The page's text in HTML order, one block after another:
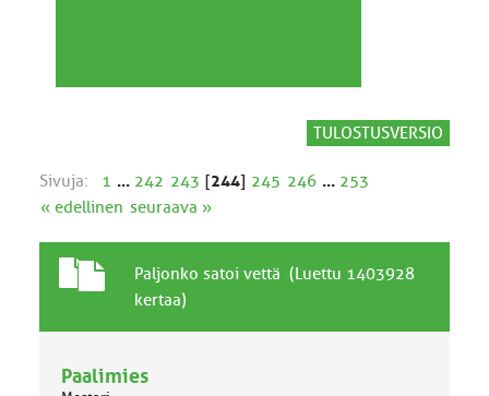
TULOSTUSVERSIO
Sivuja: 1 ... 242 243 [244] 245 246 ... 253
« edellinen seuraava »
a
a
A
i
Paljonko satoi vettä (Luettu 1403928
kertaa)
Paalimies